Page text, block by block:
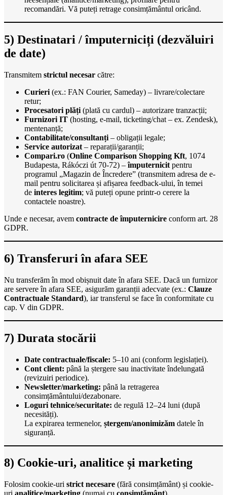
recomandări. Vă puteți retrage consimțământul oricând.
5) Destinatari / împuterniciți (dezvăluiri
de date)
Transmitem strictul necesar către:
Curieri (ex.: FAN Courier, Sameday) – livrare/colectare
retur;
Procesatori plăți (plată cu cardul) – autorizare tranzacții;
Furnizori IT (hosting, e-mail, ticketing/chat – ex. Zendesk),
mentenanță;
Contabilitate/consultanți – obligații legale;
Service autorizat – reparații/garanții;
Compari.ro (Online Comparison Shopping Kft, 1074
Budapesta, Rákóczi út 70-72) –împuternicit pentru
programul „Magazin de Încredere” (transmitem adresa de e-
mail pentru solicitarea și afișarea feedback-ului, în temei
de interes legitim; vă puteți opune printr-o cerere la
contactele noastre).
Unde e necesar, avem contracte de împuternicire conform art. 28
GDPR.
6) Transferuri în afara SEE
Nu transferăm în mod obișnuit date în afara SEE. Dacă un furnizor
are servere în afara SEE, asigurăm garanții adecvate (ex.: Clauze
Contractuale Standard), iar transferul se face în conformitate cu
cap. V din GDPR.
7) Durata stocării
Date contractuale/fiscale: 5–10 ani (conform legislației).
Cont client: până la ștergere sau inactivitate îndelungată
(revizuiri periodice).
Newsletter/marketing: până la retragerea
consimțământului/dezabonare.
Loguri tehnice/securitate: de regulă 12–24 luni (după
necesități).
La expirarea termenelor, ștergem/anonimizăm datele în
siguranță.
8) Cookie-uri, analitice și marketing
Folosim cookie-uri strict necesare (fără consimțământ) și cookie-